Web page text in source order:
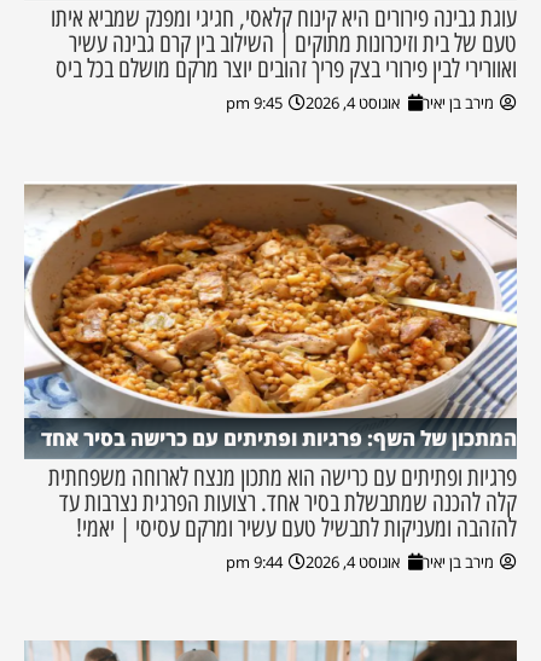
עוגת גבינה פירורים היא קינוח קלאסי, חגיגי ומפנק שמביא איתו
טעם של בית וזיכרונות מתוקים | השילוב בין קרם גבינה עשיר
ואוורירי לבין פירורי בצק פריך זהובים יוצר מרקם מושלם בכל ביס
מירב בן יאיר אוגוסט 4, 2026 9:45 pm
המתכון של השף: פרגיות ופתיתים עם כרישה בסיר אחד
פרגיות ופתיתים עם כרישה הוא מתכון מנצח לארוחה משפחתית
קלה להכנה שמתבשלת בסיר אחד. רצועות הפרגית נצרבות עד
להזהבה ומעניקות לתבשיל טעם עשיר ומרקם עסיסי | יאמי!
מירב בן יאיר אוגוסט 4, 2026 9:44 pm